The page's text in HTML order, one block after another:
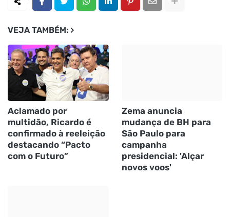
VEJA TAMBÉM:
Aclamado por
multidão, Ricardo é
confirmado à reeleição
destacando “Pacto
com o Futuro”
Zema anuncia
mudança de BH para
São Paulo para
campanha
presidencial: 'Alçar
novos voos'